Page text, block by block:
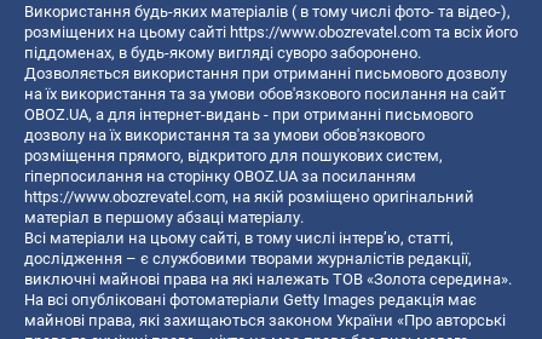
Використання будь-яких матеріалів ( в тому числі фото- та відео-),
розміщених на цьому сайті https://www.obozrevatel.com та всіх його
піддоменах, в будь-якому вигляді суворо заборонено.
Дозволяється використання при отриманні письмового дозволу
на їх використання та за умови обов'язкового посилання на сайт
OBOZ.UA, а для інтернет-видань - при отриманні письмового
дозволу на їх використання та за умови обов'язкового
розміщення прямого, відкритого для пошукових систем,
гіперпосилання на сторінку OBOZ.UA за посиланням
https://www.obozrevatel.com, на якій розміщено оригінальний
матеріал в першому абзаці матеріалу.
Всі матеріали на цьому сайті, в тому числі інтерв’ю, статті,
дослідження – є службовими творами журналістів редакції,
виключні майнові права на які належать ТОВ «Золота середина».
На всі опубліковані фотоматеріали Getty Images редакція має
майнові права, які захищаються законом України «Про авторські